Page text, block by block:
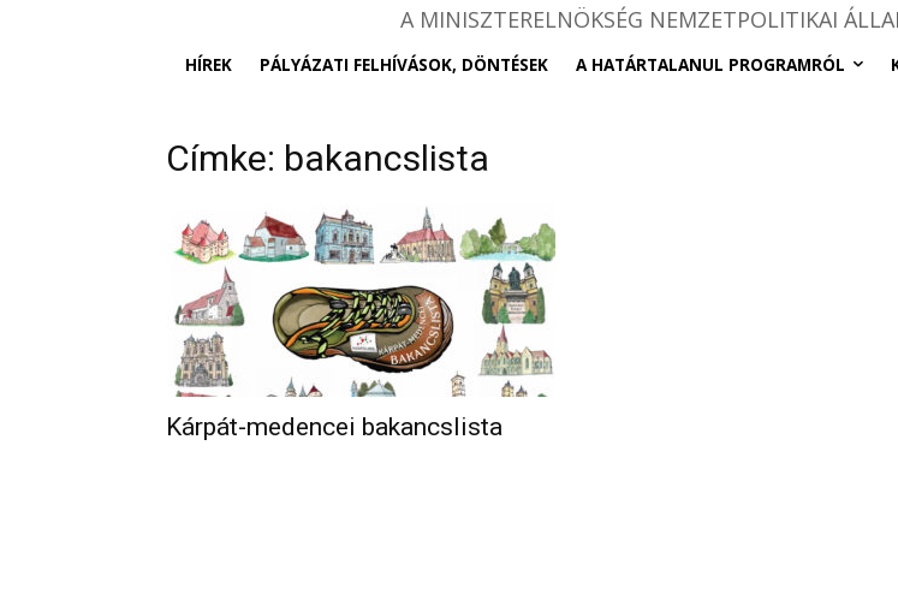
A MINISZTERELNÖKSÉG NEMZETPOLITIKAI
HÍREK PÁLYÁZATI FELHÍVÁSOK, DÖNTÉSEK A HATÁRTALANUL PROGRAMRÓL
Címke: bakancslista
Kárpát-medencei bakancslista